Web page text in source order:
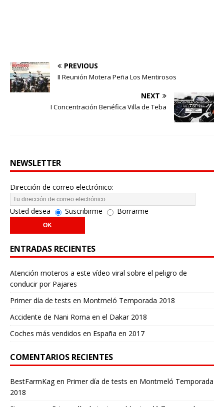
PREVIOUS
II Reunión Motera Peña Los Mentirosos
NEXT
I Concentración Benéfica Villa de Teba
NEWSLETTER
Dirección de correo electrónico:
Usted desea Suscribirme Borrarme
ENTRADAS RECIENTES
Atención moteros a este vídeo viral sobre el peligro de
conducir por Pajares
Primer día de tests en Montmeló Temporada 2018
Accidente de Nani Roma en el Dakar 2018
Coches más vendidos en España en 2017
COMENTARIOS RECIENTES
BestFarmKagen Primer día de tests en Montmeló Temporada
2018